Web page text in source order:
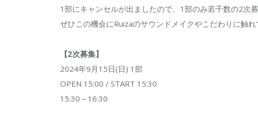
発
売
1部にキャンセルが出ましたので、1部のみ若干数の2次募
ぜひこの機会にRuizaのサウンドメイクやこだわりに触れ
【2次募集】
2024年9月15日(日) 1部
OPEN 15:00 / START 15:30
15:30～16:30